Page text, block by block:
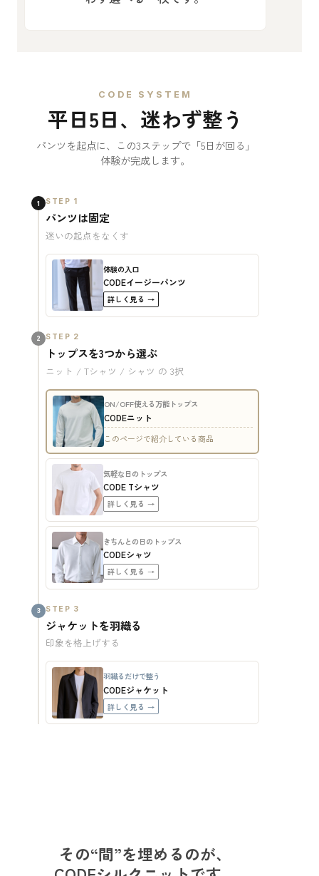
CODE SYSTEM
平日5日、迷わず整う
パンツを起点に、この3ステップで「5日が回る」
体験が完成します。
1 STEP 1
パンツは固定
迷いの起点をなくす
体験の入口
CODEイージーパンツ
詳しく見る →
2 STEP 2
トップスを3つから選ぶ
ニット / Tシャツ / シャツ の 3択
ON/OFF使える万能トップス
CODEニット
このページで紹介している商品
気軽な日のトップス
CODE Tシャツ
詳しく見る →
きちんとの日のトップス
CODEシャツ
詳しく見る →
3 STEP 3
ジャケットを羽織る
印象を格上げする
羽織るだけで整う
CODEジャケット
詳しく見る →
その“間”を埋めるのが、